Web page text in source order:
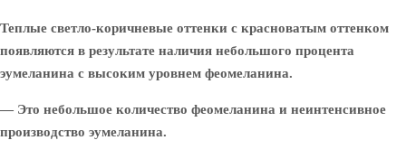
Теплые светло-коричневые оттенки с красноватым оттенком
появляются в результате наличия небольшого процента
эумеланина с высоким уровнем феомеланина.
— Это небольшое количество феомеланина и неинтенсивное
производство эумеланина.